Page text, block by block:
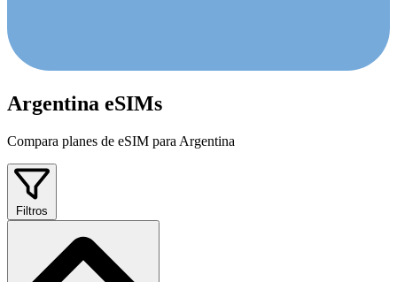
Argentina eSIMs
Compara planes de eSIM para Argentina
Filtros